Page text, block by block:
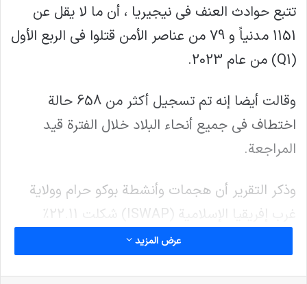
تتبع حوادث العنف في نيجيريا ، أن ما لا يقل عن
1151 مدنياً و 79 من عناصر الأمن قتلوا في الربع الأول
(Q1) من عام 2023.
وقالت أيضا إنه تم تسجيل أكثر من 658 حالة
اختطاف في جميع أنحاء البلاد خلال الفترة قيد
المراجعة.
وذكر التقرير أن هجمات وأنشطة بوكو حرام وولاية
غرب إفريقيا الإسلامية (ISWAP) شكلت 22.11٪
وبلغت ما لا يقل عن 272 حالة وفاة بينما ادعتعرض المزيد